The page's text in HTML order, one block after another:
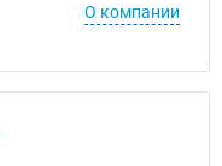
О компании